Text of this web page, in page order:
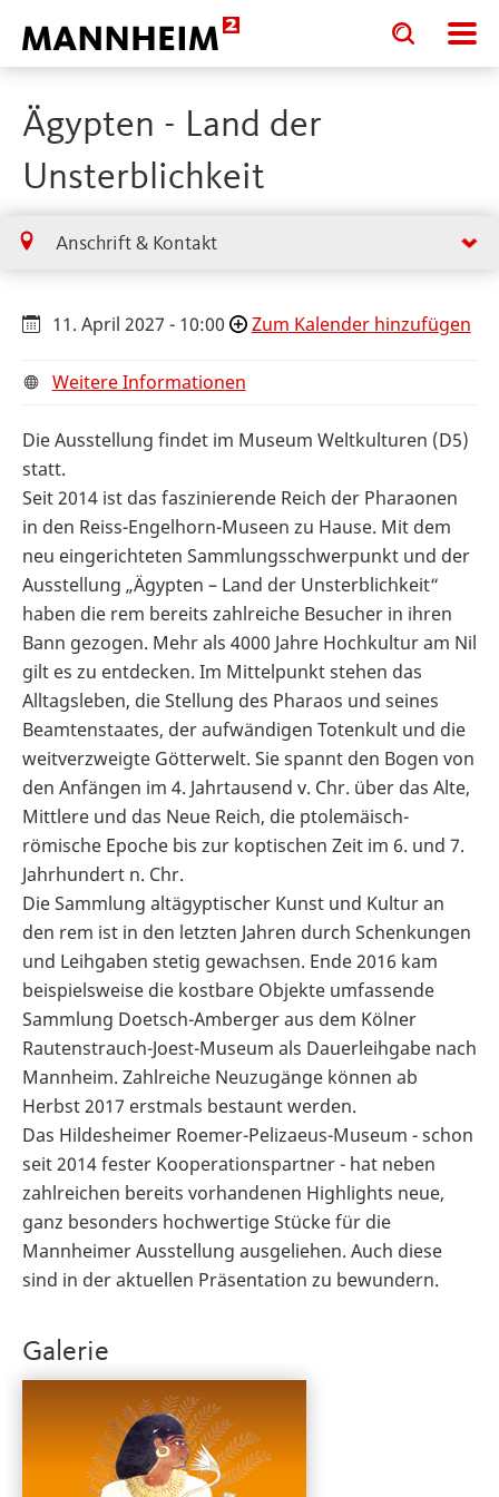
Toggle
search
input
Toggle
search
input
Ägypten - Land der
Unsterblichkeit
Anschrift & Kontakt
11. April 2027 - 10:00 Zum Kalender hinzufügen
Weitere Informationen
Die Ausstellung findet im Museum Weltkulturen (D5)
statt.
Seit 2014 ist das faszinierende Reich der Pharaonen
in den Reiss-Engelhorn-Museen zu Hause. Mit dem
neu eingerichteten Sammlungsschwerpunkt und der
Ausstellung „Ägypten – Land der Unsterblichkeit“
haben die rem bereits zahlreiche Besucher in ihren
Bann gezogen. Mehr als 4000 Jahre Hochkultur am Nil
gilt es zu entdecken. Im Mittelpunkt stehen das
Alltagsleben, die Stellung des Pharaos und seines
Beamtenstaates, der aufwändigen Totenkult und die
weitverzweigte Götterwelt. Sie spannt den Bogen von
den Anfängen im 4. Jahrtausend v. Chr. über das Alte,
Mittlere und das Neue Reich, die ptolemäisch-
römische Epoche bis zur koptischen Zeit im 6. und 7.
Jahrhundert n. Chr.
Die Sammlung altägyptischer Kunst und Kultur an
den rem ist in den letzten Jahren durch Schenkungen
und Leihgaben stetig gewachsen. Ende 2016 kam
beispielsweise die kostbare Objekte umfassende
Sammlung Doetsch-Amberger aus dem Kölner
Rautenstrauch-Joest-Museum als Dauerleihgabe nach
Mannheim. Zahlreiche Neuzugänge können ab
Herbst 2017 erstmals bestaunt werden.
Das Hildesheimer Roemer-Pelizaeus-Museum - schon
seit 2014 fester Kooperationspartner - hat neben
zahlreichen bereits vorhandenen Highlights neue,
ganz besonders hochwertige Stücke für die
Mannheimer Ausstellung ausgeliehen. Auch diese
sind in der aktuellen Präsentation zu bewundern.
Galerie